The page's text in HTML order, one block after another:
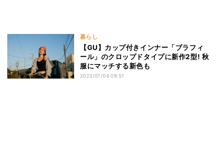
暮らし
【GU】カップ付きインナー「ブラフィ
ール」のクロップドタイプに新作2型! 秋
服にマッチする新色も
2023/07/04 09:51